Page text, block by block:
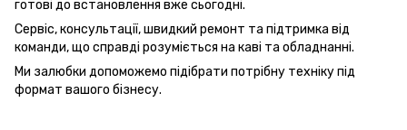
готові до встановлення вже сьогодні.
Сервіс, консультації, швидкий ремонт та підтримка від
команди, що справді розуміється на каві та обладнанні.
Ми залюбки допоможемо підібрати потрібну техніку під
формат вашого бізнесу.